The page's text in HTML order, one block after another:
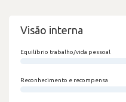
Visão interna
Equilíbrio trabalho/vida pessoal
Reconhecimento e recompensa